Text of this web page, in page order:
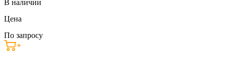
В наличии
Цена
По запросу